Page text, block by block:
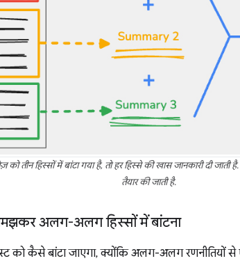
तीन हिस्सों में बांटा गया है, तो हर हिस्से की खास जानकारी दी जाती
तैयार की जाती है.
अलग-अलग हिस्सों में बांटना
को कैसे बांटा जाएगा, क्योंकि अलग-अलग